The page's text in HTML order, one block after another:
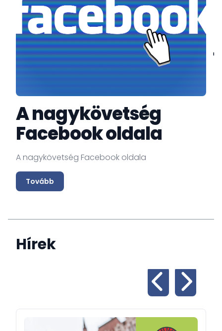
A nagykövetség
Facebook oldala
A nagykövetség Facebook oldala
Tovább
Hírek